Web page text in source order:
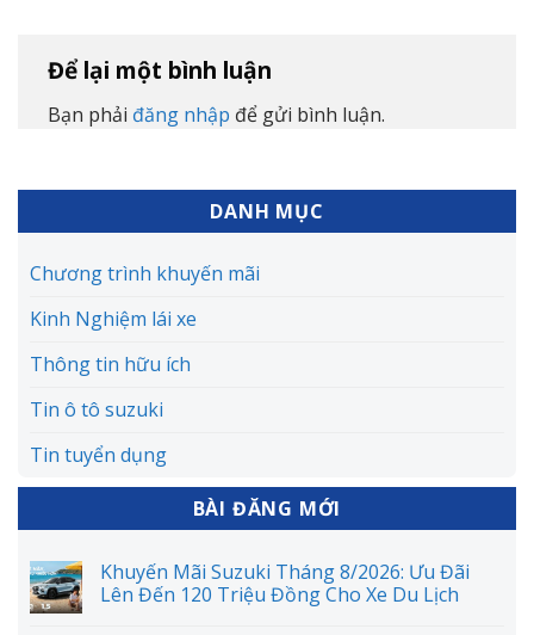
Để lại một bình luận
Bạn phải đăng nhập để gửi bình luận.
DANH MỤC
Chương trình khuyến mãi
Kinh Nghiệm lái xe
Thông tin hữu ích
Tin ô tô suzuki
Tin tuyển dụng
BÀI ĐĂNG MỚI
Khuyến Mãi Suzuki Tháng 8/2026: Ưu Đãi
Lên Đến 120 Triệu Đồng Cho Xe Du Lịch